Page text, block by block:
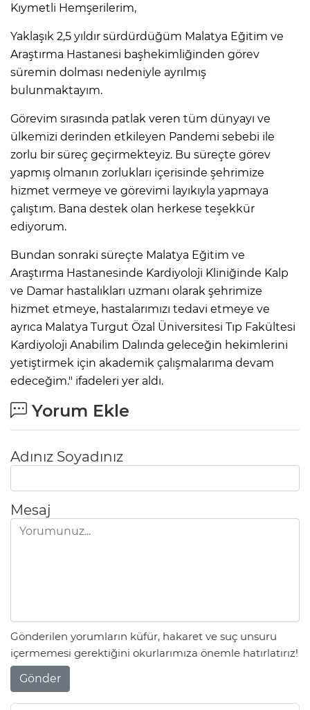
Kıymetli Hemşerilerim,
Yaklaşık 2,5 yıldır sürdürdüğüm Malatya Eğitim ve
Araştırma Hastanesi başhekimliğinden görev
süremin dolması nedeniyle ayrılmış
bulunmaktayım.
Görevim sırasında patlak veren tüm dünyayı ve
ülkemizi derinden etkileyen Pandemi sebebi ile
zorlu bir süreç geçirmekteyiz. Bu süreçte görev
yapmış olmanın zorlukları içerisinde şehrimize
hizmet vermeye ve görevimi layıkıyla yapmaya
çalıştım. Bana destek olan herkese teşekkür
ediyorum.
Bundan sonraki süreçte Malatya Eğitim ve
Araştırma Hastanesinde Kardiyoloji Kliniğinde Kalp
ve Damar hastalıkları uzmanı olarak şehrimize
hizmet etmeye, hastalarımızı tedavi etmeye ve
ayrıca Malatya Turgut Özal Üniversitesi Tıp Fakültesi
Kardiyoloji Anabilim Dalında geleceğin hekimlerini
yetiştirmek için akademik çalışmalarıma devam
edeceğim." ifadeleri yer aldı.
Yorum Ekle
Adınız Soyadınız
Mesaj
Gönderilen yorumların küfür, hakaret ve suç unsuru
içermemesi gerektiğini okurlarımıza önemle hatırlatırız!
Gönder